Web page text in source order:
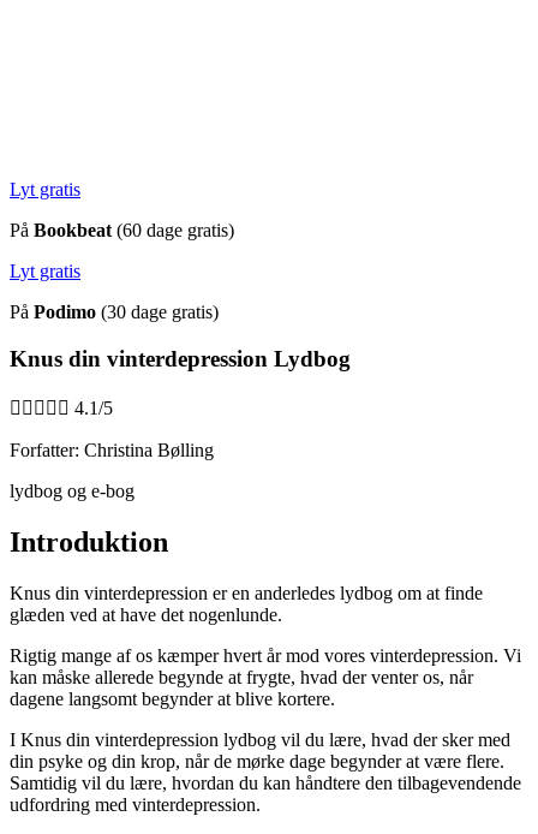
Lyt gratis
På Bookbeat (60 dage gratis)
Lyt gratis
På Podimo (30 dage gratis)
Knus din vinterdepression Lydbog
     4.1/5
Forfatter: Christina Bølling
lydbog og e-bog
Introduktion
Knus din vinterdepression er en anderledes lydbog om at finde
glæden ved at have det nogenlunde.
Rigtig mange af os kæmper hvert år mod vores vinterdepression. Vi
kan måske allerede begynde at frygte, hvad der venter os, når
dagene langsomt begynder at blive kortere.
I Knus din vinterdepression lydbog vil du lære, hvad der sker med
din psyke og din krop, når de mørke dage begynder at være flere.
Samtidig vil du lære, hvordan du kan håndtere den tilbagevendende
udfordring med vinterdepression.